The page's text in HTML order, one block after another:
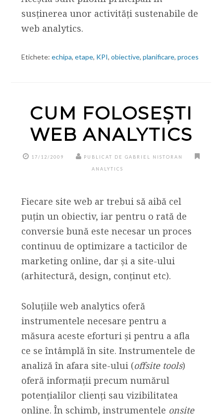
susținerea unor activități sustenabile de
web analytics.
Etichete: echipa, etape, KPI, obiective, planificare, proces
CUM FOLOSEȘTI
WEB ANALYTICS
17/12/2009 PUBLICAT DE GABRIEL NISTORAN
ANALYTICS
Fiecare site web ar trebui să aibă cel
puțin un obiectiv, iar pentru o rată de
conversie bună este necesar un proces
continuu de optimizare a tacticilor de
marketing online, dar și a site-ului
(arhitectură, design, conținut etc).
Soluțiile web analytics oferă
instrumentele necesare pentru a
măsura aceste eforturi și pentru a afla
ce se întâmplă în site. Instrumentele de
analiză în afara site-ului (offsite tools)
oferă informații precum numărul
potențialilor clienți sau vizibilitatea
online. În schimb, instrumentele onsite